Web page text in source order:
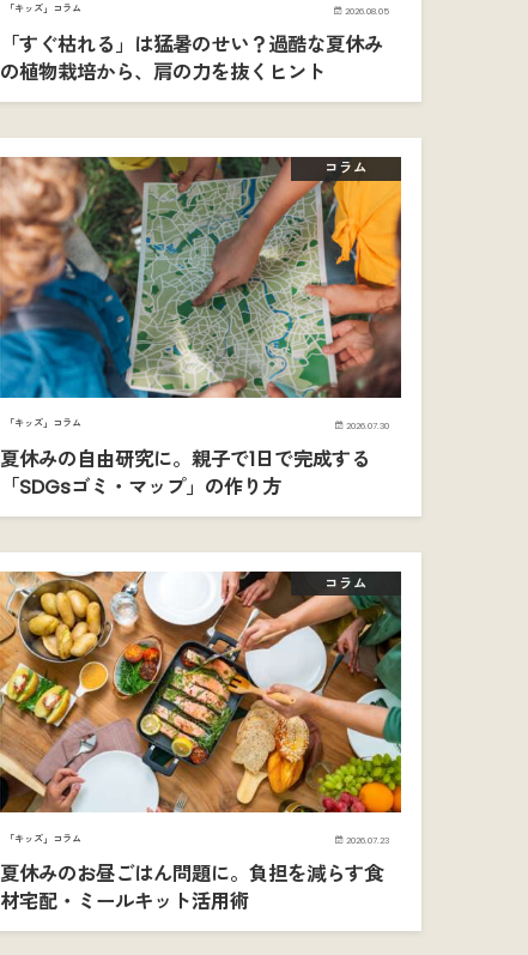
「キッズ」コラム 2026.08.05
「すぐ枯れる」は猛暑のせい？過酷な夏休み
の植物栽培から、肩の力を抜くヒント
コラム
「キッズ」コラム 2026.07.30
夏休みの自由研究に。親子で1日で完成する
「SDGsゴミ・マップ」の作り方
コラム
「キッズ」コラム 2026.07.23
夏休みのお昼ごはん問題に。負担を減らす食
材宅配・ミールキット活用術